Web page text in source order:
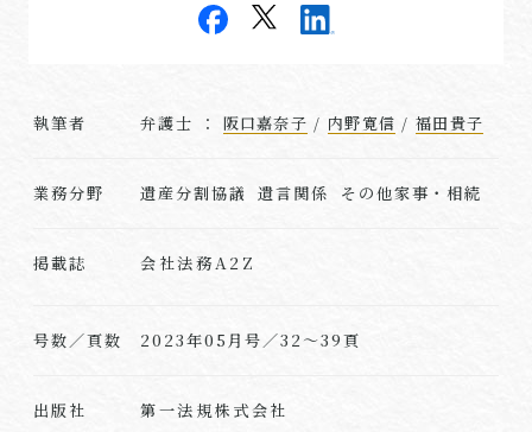
執筆者 弁護士 ： 阪口嘉奈子 / 内野寛信 / 福田貴子
業務分野 遺産分割協議 遺言関係 その他家事・相続
掲載誌 会社法務A2Z
号数／頁数 2023年05月号／32～39頁
出版社 第一法規株式会社